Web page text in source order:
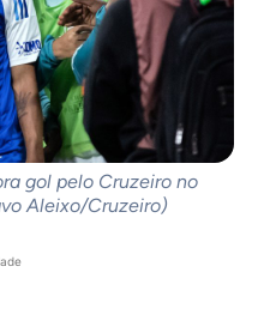
gol pelo Cruzeiro no
Aleixo/Cruzeiro)